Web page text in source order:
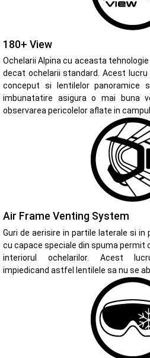
180+ View
Ochelarii Alpina cu aceasta
decat ochelarii standard. Acest
conceput si lentilelor panoramice
imbunatatire asigura o mai buna
observarea pericolelor aflate in
Air Frame Venting System
Guri de aerisire in partile laterale si in
cu capace speciale din spuma permit
interiorul ochelarilor. Acest
impiedicand astfel lentilele sa nu se